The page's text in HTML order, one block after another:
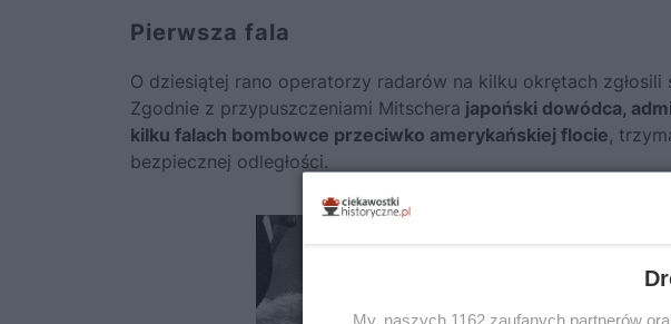
Pierwsza fala
O dziesiątej rano operatorzy radarów na kilku okrętach
Zgodnie z przypuszczeniami Mitschera japoński dowódca,
kilku falach bombowce przeciwko amerykańskiej flocie,
bezpiecznej odległości.
My, naszych 1162 zaufanych partnerów